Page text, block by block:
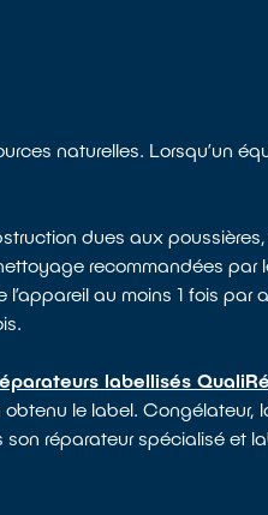
naturelles. Lorsqu’un
dues aux
recommandées par
au moins 1 fois par
labellisés
le label. Congélateur,
réparateur spécialisé et